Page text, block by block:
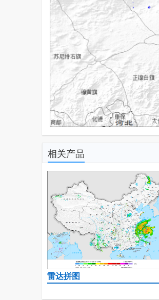
相关产品
雷达拼图